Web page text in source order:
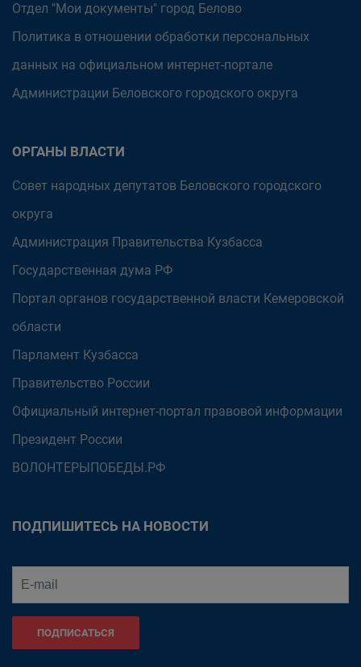
Отдел "Мои документы" город Белово
Политика в отношении обработки персональных
данных на официальном интернет-портале
Администрации Беловского городского округа
ОРГАНЫ ВЛАСТИ
Совет народных депутатов Беловского городского
округа
Администрация Правительства Кузбасса
Государственная дума РФ
Портал органов государственной власти Кемеровской
области
Парламент Кузбасса
Правительство России
Официальный интернет-портал правовой информации
Президент России
ВОЛОНТЕРЫПОБЕДЫ.РФ
ПОДПИШИТЕСЬ НА НОВОСТИ
ПОДПИСАТЬСЯ